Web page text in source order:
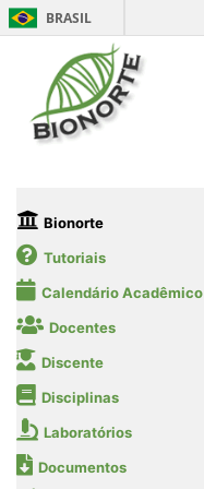
BRASIL
Bionorte
Tutoriais
Calendário Acadêmico
Docentes
Discente
Disciplinas
Laboratórios
Documentos